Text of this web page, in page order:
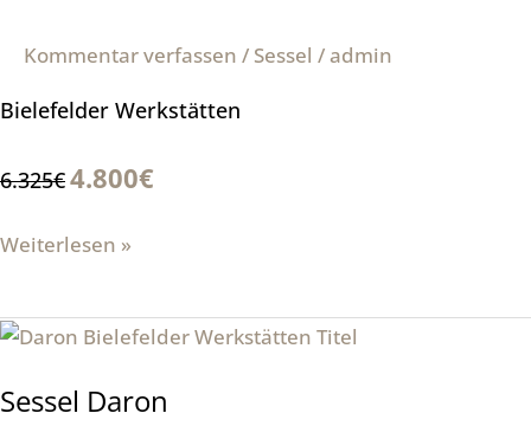
Kommentar verfassen / Sessel /admin
Bielefelder Werkstätten
6.325€4.800€
Weiterlesen »
Sessel Daron
Sessel